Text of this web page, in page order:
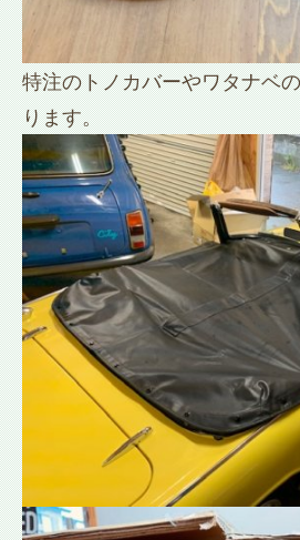
特注のトノカバーやワタナベ
ります。